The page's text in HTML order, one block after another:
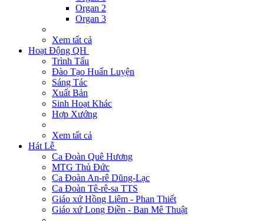
Organ 2
Organ 3
Xem tất cả
Hoạt Động QH
Trình Tấu
Đào Tạo Huấn Luyện
Sáng Tác
Xuất Bản
Sinh Hoạt Khác
Hợp Xướng
Xem tất cả
Hát Lễ
Ca Đoàn Quê Hương
MTG Thủ Đức
Ca Đoàn An-rê Dũng-Lạc
Ca Đoàn Tê-rê-sa TTS
Giáo xứ Hồng Liêm - Phan Thiết
Giáo xứ Long Điền - Ban Mê Thuật